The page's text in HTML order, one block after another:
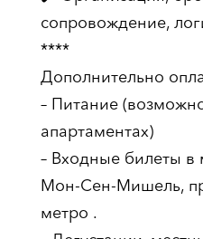
сопровождение,
****
Дополнительно
– Питание
апартаментах)
– Входные билеты в
Мон-Сен-Мишель,
метро .